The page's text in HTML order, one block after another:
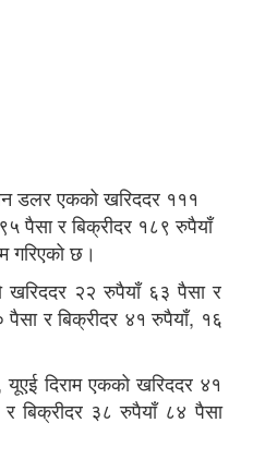
डलर एकको खरिददर १११
पैसा र बिक्रीदर १८९ रुपैयाँ
गरिएको छ।
खरिददर २२ रुपैयाँ ६३ पैसा र
पैसा र बिक्रीदर ४१ रुपैयाँ, १६
दिराम एकको खरिददर ४१
बिक्रीदर ३८ रुपैयाँ ८४ पैसा